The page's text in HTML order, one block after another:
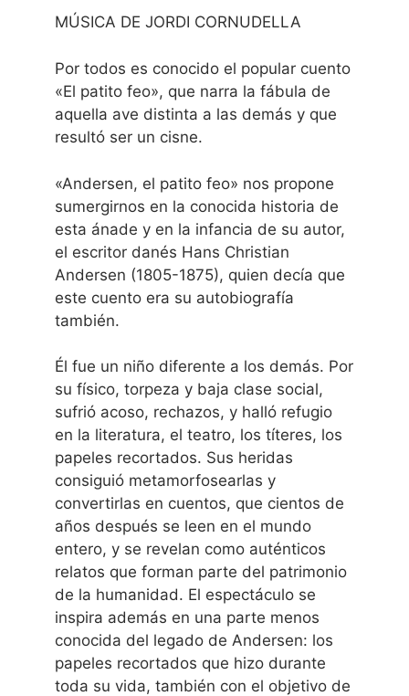
MÚSICA DE JORDI CORNUDELLA
Por todos es conocido el popular cuento
«El patito feo», que narra la fábula de
aquella ave distinta a las demás y que
resultó ser un cisne.
«Andersen, el patito feo» nos propone
sumergirnos en la conocida historia de
esta ánade y en la infancia de su autor,
el escritor danés Hans Christian
Andersen (1805-1875), quien decía que
este cuento era su autobiografía
también.
Él fue un niño diferente a los demás. Por
su físico, torpeza y baja clase social,
sufrió acoso, rechazos, y halló refugio
en la literatura, el teatro, los títeres, los
papeles recortados. Sus heridas
consiguió metamorfosearlas y
convertirlas en cuentos, que cientos de
años después se leen en el mundo
entero, y se revelan como auténticos
relatos que forman parte del patrimonio
de la humanidad. El espectáculo se
inspira además en una parte menos
conocida del legado de Andersen: los
papeles recortados que hizo durante
toda su vida, también con el objetivo de